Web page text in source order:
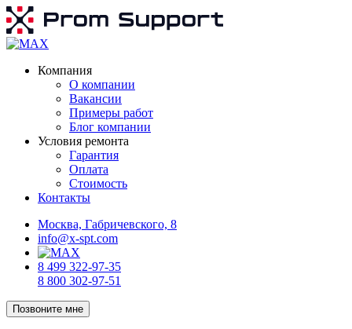
Компания
О компании
Вакансии
Примеры работ
Блог компании
Условия ремонта
Гарантия
Оплата
Стоимость
Контакты
Москва, Габричевского, 8
info@x-spt.com
8 499 322-97-35
8 800 302-97-51
Позвоните мне